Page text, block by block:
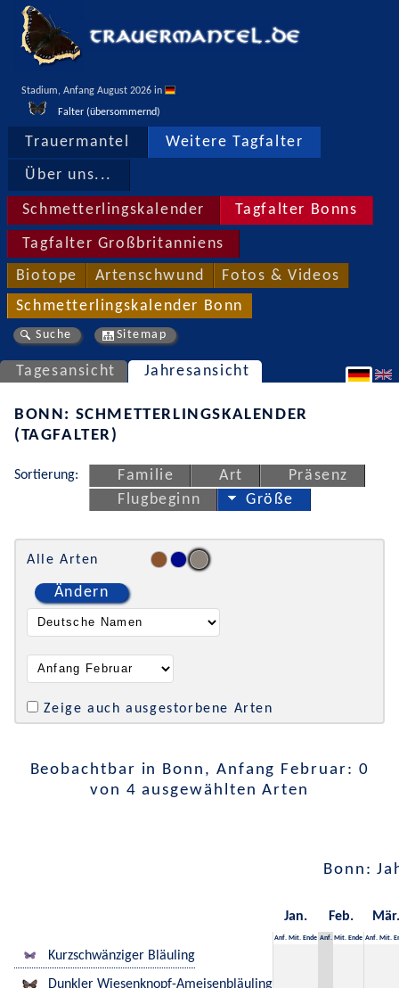
Stadium, Anfang August 2026 in
Falter (übersommernd)
Trauermantel Weitere Tagfalter
Über uns...
Schmetterlingskalender Tagfalter Bonns
Tagfalter Großbritanniens
Biotope Artenschwund Fotos & Videos
Schmetterlingskalender Bonn
Suche Sitemap
Tagesansicht Jahresansicht
BONN: SCHMETTERLINGSKALENDER
(TAGFALTER)
Sortierung: Familie Art
Präsenz
Flugbeginn
Größe
Alle Arten
Ändern
Zeige auch ausgestorbene Arten
Beobachtbar in Bonn, Anfang Februar: 0
von 4 ausgewählten Arten
Bonn:
Jan. Feb. Mär.
Anf. Mit. Ende Anf. Mit. Ende Anf. Mit.
Kurzschwänziger Bläuling
Dunkler Wiesenknopf-Ameisenbläuling